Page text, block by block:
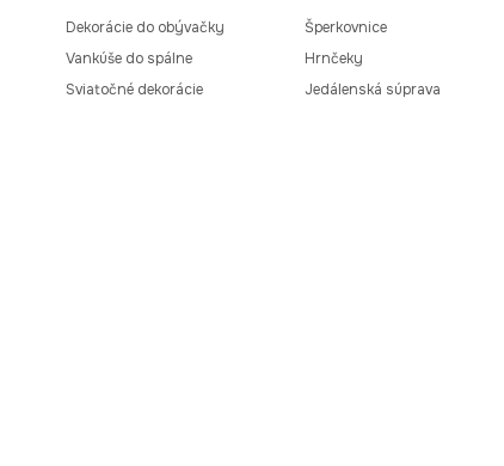
Dekorácie do obývačky
Vankúše do spálne
Sviatočné dekorácie
Šperkovnice
Hrnčeky
Jedálenská súprava